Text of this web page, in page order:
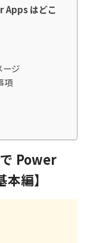
Apps はどこ
ージ
項
Power
編】